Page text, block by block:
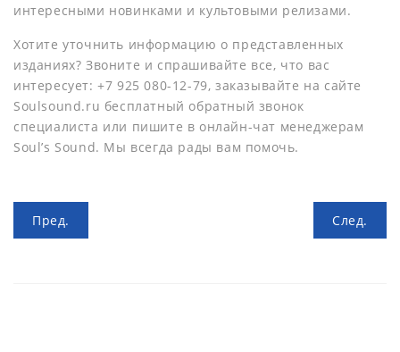
интересными новинками и культовыми релизами.
Хотите уточнить информацию о представленных
изданиях? Звоните и спрашивайте все, что вас
интересует: +7 925 080-12-79, заказывайте на сайте
Soulsound.ru бесплатный обратный звонок
специалиста или пишите в онлайн-чат менеджерам
Soul’s Sound. Мы всегда рады вам помочь.
Пред. След.